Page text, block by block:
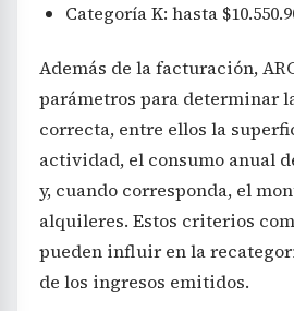
Categoría K: hasta
Además de la facturación,
parámetros para determinar
correcta, entre ellos la
actividad, el consumo anual
y, cuando corresponda, el
alquileres. Estos criterios
pueden influir en la
de los ingresos emitidos.